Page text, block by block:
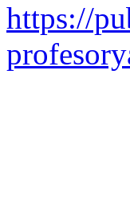
https://